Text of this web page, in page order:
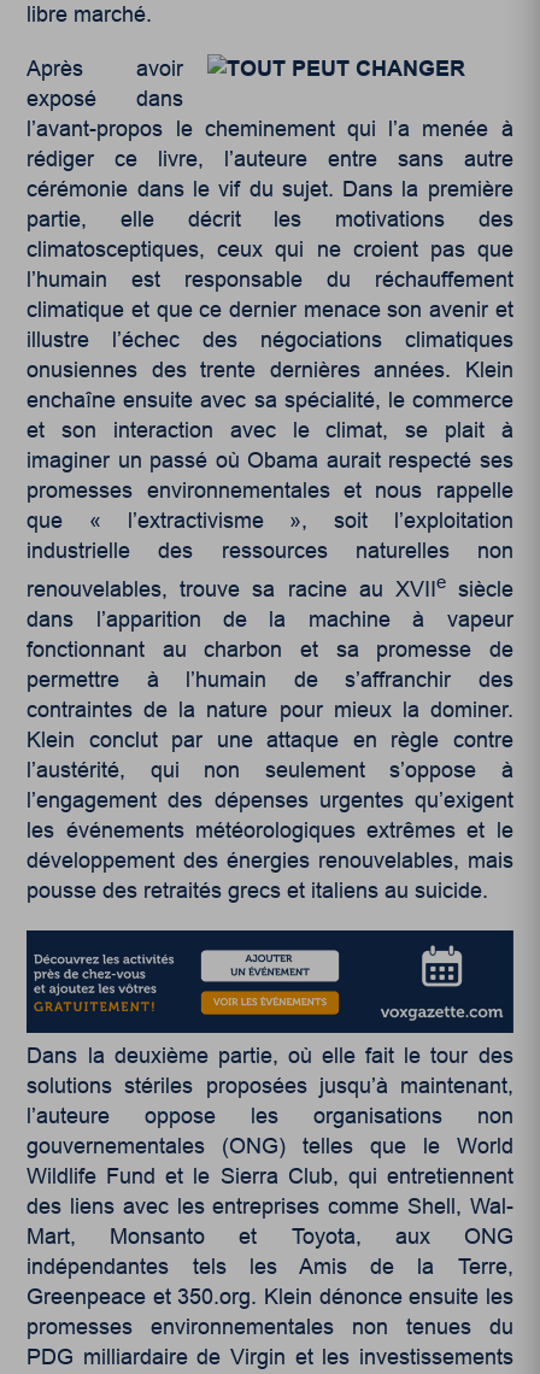
libre marché.
Après avoir
exposé dans
l’avant-propos le cheminement qui l’a menée à
rédiger ce livre, l’auteure entre sans autre
cérémonie dans le vif du sujet. Dans la première
partie, elle décrit les motivations des
climatosceptiques, ceux qui ne croient pas que
l’humain est responsable du réchauffement
climatique et que ce dernier menace son avenir et
illustre l’échec des négociations climatiques
onusiennes des trente dernières années. Klein
enchaîne ensuite avec sa spécialité, le commerce
et son interaction avec le climat, se plait à
imaginer un passé où Obama aurait respecté ses
promesses environnementales et nous rappelle
que « l’extractivisme », soit l’exploitation
industrielle des ressources naturelles non
renouvelables, trouve sa racine au XVIIesiècle
dans l’apparition de la machine à vapeur
fonctionnant au charbon et sa promesse de
permettre à l’humain de s’affranchir des
contraintes de la nature pour mieux la dominer.
Klein conclut par une attaque en règle contre
l’austérité, qui non seulement s’oppose à
l’engagement des dépenses urgentes qu’exigent
les événements météorologiques extrêmes et le
développement des énergies renouvelables, mais
pousse des retraités grecs et italiens au suicide.
Dans la deuxième partie, où elle fait le tour des
solutions stériles proposées jusqu’à maintenant,
l’auteure oppose les organisations non
gouvernementales (ONG) telles que le World
Wildlife Fund et le Sierra Club, qui entretiennent
des liens avec les entreprises comme Shell, Wal-
Mart, Monsanto et Toyota, aux ONG
indépendantes tels les Amis de la Terre,
Greenpeace et 350.org. Klein dénonce ensuite les
promesses environnementales non tenues du
PDG milliardaire de Virgin et les investissements